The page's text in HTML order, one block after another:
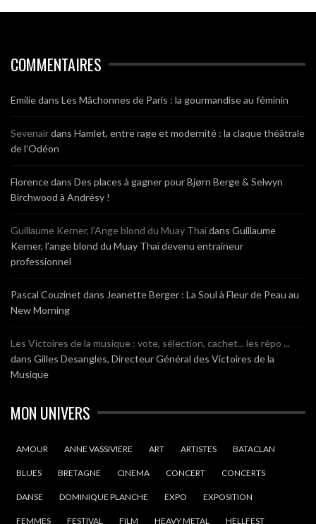
COMMENTAIRES
Emiliedans Les Mâchonnes de Paris : la gourmandise au féminin
Sevenairdans Hamlet, entre rage et modernité : la claque théâtrale
de l’Odéon
Florencedans Des places à gagner pour Bjørn Berge & Selwyn
Birchwood à Andrésy !
Guillaume Kerner, l’Ange blond du Muay Thaïdans Guillaume
Kerner, l’ange blond du Muay Thaï devenu entraineur
professionnel
Pascal Couzinet dans Jeanette Berger : La Soul à Fleur de Peau au
New Morning
Les Victoires de la musique : vote, sélection, cachet... les répo ...
dans Gilles Desangles, Directeur Général des Victoires de la
Musique
MON UNIVERS
AMOUR ANNE VASSIVIERE ART ARTISTES BATACLAN
BLUES BRETAGNE CINEMA CONCERT CONCERTS
DANSE DOMINIQUE PLANCHE EXPO EXPOSITION
FEMMES FESTIVAL FILM HEAVY METAL HELLFEST